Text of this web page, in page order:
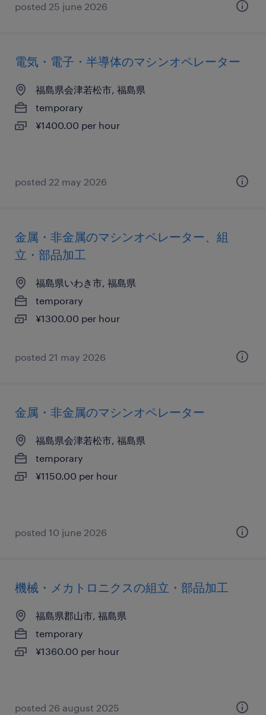
posted 25 june 2026
電気・電子・半導体のマシンオペレーター
福島県会津若松市, 福島県
temporary
¥1400.00 per hour
posted 22 may 2026
金属・非金属のマシンオペレーター、組
立・部品加工
福島県いわき市, 福島県
temporary
¥1300.00 per hour
posted 21 may 2026
金属・非金属のマシンオペレーター
福島県会津若松市, 福島県
temporary
¥1150.00 per hour
posted 10 june 2026
機械・メカトロニクスの組立・部品加工
福島県郡山市, 福島県
temporary
¥1360.00 per hour
posted 26 august 2025